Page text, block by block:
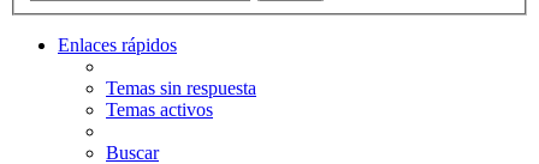
Enlaces rápidos
Temas sin respuesta
Temas activos
Buscar